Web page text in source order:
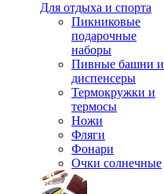
Для отдыха и спорта
Пикниковые
подарочные
наборы
Пивные башни и
диспенсеры
Термокружки и
термосы
Ножи
Фляги
Фонари
Очки солнечные